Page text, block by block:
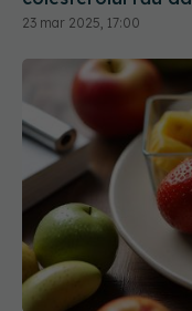
23 mar 2025, 17:00